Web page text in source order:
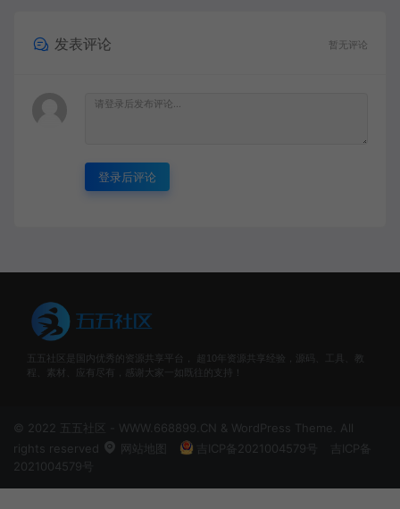
发表评论 暂无评论
登录后评论
五五社区是国内优秀的资源共享平台， 超10年资源共享经验，源码、工具、教
程、素材、应有尽有，感谢大家一如既往的支持！
© 2022 五五社区 - WWW.668899.CN & WordPress Theme. All
rights reserved
网站地图 吉ICP备2021004579号
吉ICP备
2021004579号